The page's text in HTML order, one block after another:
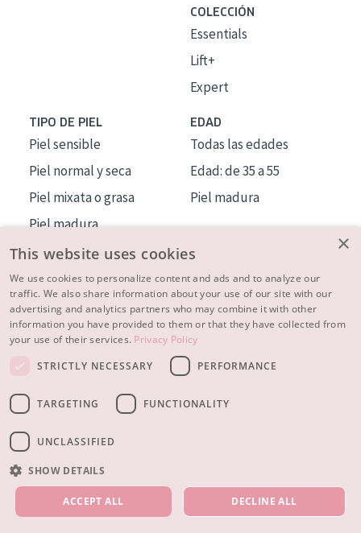
NUESTROS PRODUCTOS
COLECCIÓN
Essentials
Lift+
Expert
TIPO DE PIEL
Piel sensible
Piel normal y seca
Piel mixata o grasa
Piel madura
Piel expuesta al sol
Piel menopáusica
EDAD
Todas las edades
Edad: de 35 a 55
Piel madura
MÁS SOBRE NOSOTROS
INSPIRACIÓN
CONTACTO
© 2023 - 2026 Diadermine
×
This website uses cookies
We use cookies to personalize content and ads and to analyze our
traffic. We also share information about your use of our site with our
advertising and analytics partners who may combine it with other
information you have provided to them or that they have collected from
your use of their services. Privacy Policy
STRICTLY NECESSARY
PERFORMANCE
TARGETING FUNCTIONALITY
UNCLASSIFIED
SHOW DETAILS
ACCEPT ALL DECLINE ALL